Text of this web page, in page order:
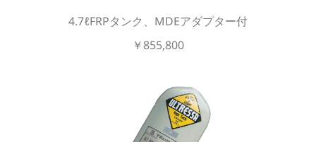
4.7ℓFRPタンク、MDEアダプター付
￥855,800